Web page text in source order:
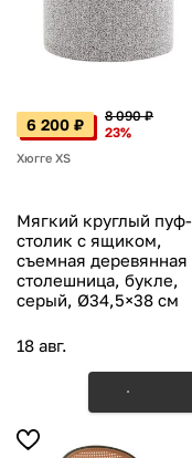
6 200 ₽
8 090 ₽
23%
Хюгге XS
Мягкий круглый пуф-
столик с ящиком,
съемная деревянная
столешница, букле,
серый, Ø34,5×38 см
18 авг.